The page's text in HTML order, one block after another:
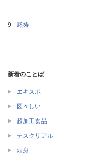
黙祷
新着のことば
エキスポ
図々しい
超加工食品
テスクリアル
頭身